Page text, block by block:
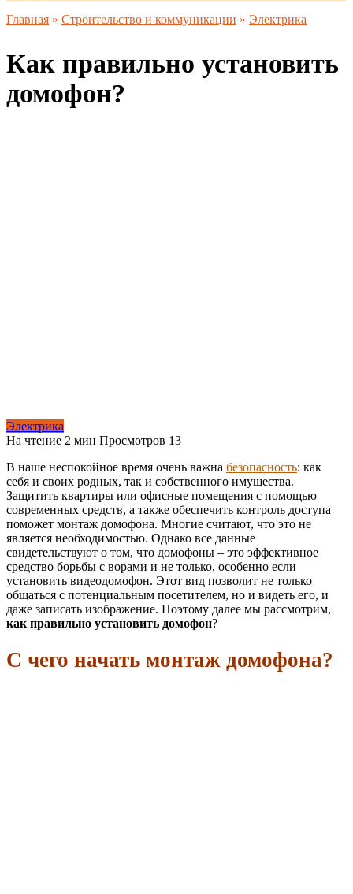
Главная » Строительство и коммуникации » Электрика
Как правильно установить
домофон?
Электрика
На чтение 2 мин Просмотров 13
В наше неспокойное время очень важна безопасность: как
себя и своих родных, так и собственного имущества.
Защитить квартиры или офисные помещения с помощью
современных средств, а также обеспечить контроль доступа
поможет монтаж домофона. Многие считают, что это не
является необходимостью. Однако все данные
свидетельствуют о том, что домофоны – это эффективное
средство борьбы с ворами и не только, особенно если
установить видеодомофон. Этот вид позволит не только
общаться с потенциальным посетителем, но и видеть его, и
даже записать изображение. Поэтому далее мы рассмотрим,
как правильно установить домофон?
С чего начать монтаж домофона?